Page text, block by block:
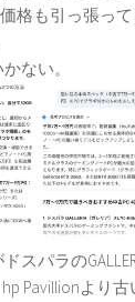
格も引っ張っ
ない。
パラの
Pavillionより古